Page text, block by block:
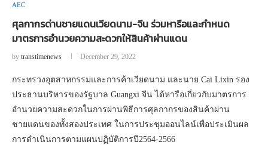
AEC
ศุลกากรด่านชายแดนเวียดนาม-จีน ร่วมหารือและกำหนด
มาตรการอำนวยความสะดวกให้สินค้าผ่านแดน
by transtimenews December 29, 2022
กระทรวงอุตสาหกรรมและการค้าเวียดนาม และนาย Cai Lixin รอง
ประธานบริหารของรัฐบาล Guangxi จีน ได้หารือเกี่ยวกับมาตรการ
อำนวยความสะดวกในการผ่านพิธีการศุลกากรของสินค้าผ่าน
ชายแดนของทั้งสองประเทศ ในการประชุมออนไลน์เพื่อประเมินผล
การดำเนินการตามแผนปฏิบัติการปี2564-2566